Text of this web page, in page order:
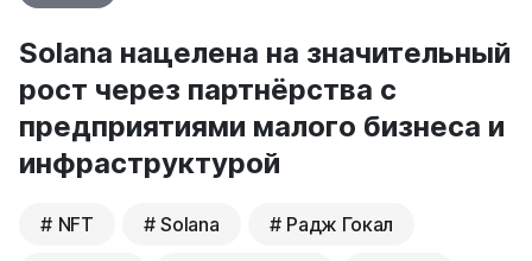
Solana нацелена на значительный
рост через партнёрства с
предприятиями малого бизнеса и
инфраструктурой
NFT Solana Радж Гокал